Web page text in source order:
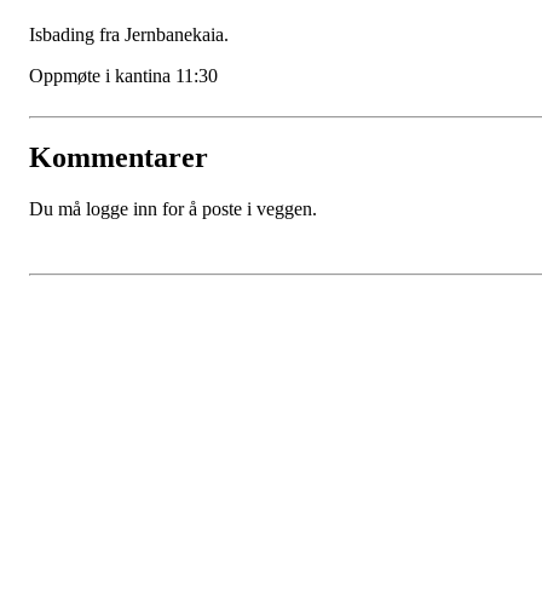
Isbading fra Jernbanekaia.
Oppmøte i kantina 11:30
Kommentarer
Du må logge inn for å poste i veggen.